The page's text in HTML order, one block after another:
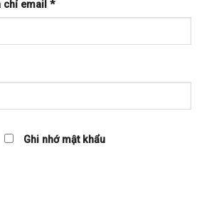
chỉ email *
Ghi nhớ mật khẩu